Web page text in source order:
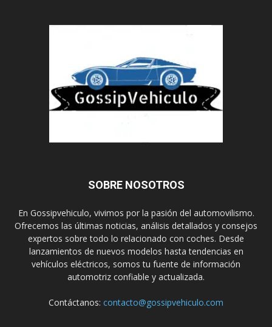
SOBRE NOSOTROS
En Gossipvehiculo, vivimos por la pasión del automovilismo.
Ofrecemos las últimas noticias, análisis detallados y consejos
expertos sobre todo lo relacionado con coches. Desde
lanzamientos de nuevos modelos hasta tendencias en
vehículos eléctricos, somos tu fuente de información
automotriz confiable y actualizada.
Contáctanos: contacto@gossipvehiculo.com